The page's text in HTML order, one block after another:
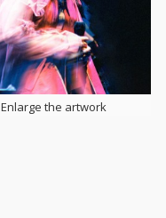
Enlarge the artwork